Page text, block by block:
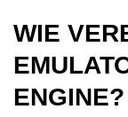
WIE
ENGINE?